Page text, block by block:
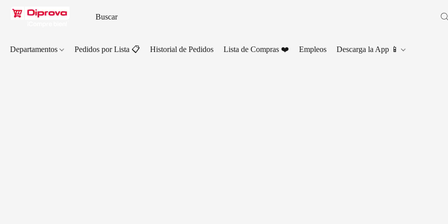
Departamentos Pedidos por Lista 📋 Historial de Pedidos Lista de Compras ❤️ Empleos Descarga la App 📱